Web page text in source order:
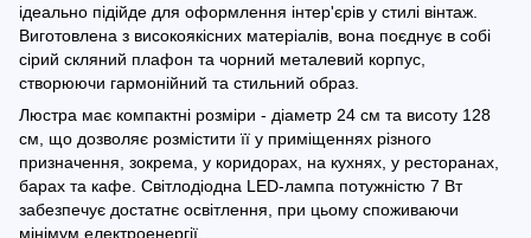
ідеально підійде для оформлення інтер'єрів у стилі вінтаж.
Виготовлена з високоякісних матеріалів, вона поєднує в собі
сірий скляний плафон та чорний металевий корпус,
створюючи гармонійний та стильний образ.
Люстра має компактні розміри - діаметр 24 см та висоту 128
см, що дозволяє розмістити її у приміщеннях різного
призначення, зокрема, у коридорах, на кухнях, у ресторанах,
барах та кафе. Світлодіодна LED-лампа потужністю 7 Вт
забезпечує достатнє освітлення, при цьому споживаючи
мінімум електроенергії.